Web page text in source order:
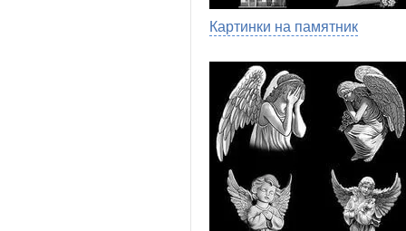
Картинки на памятник